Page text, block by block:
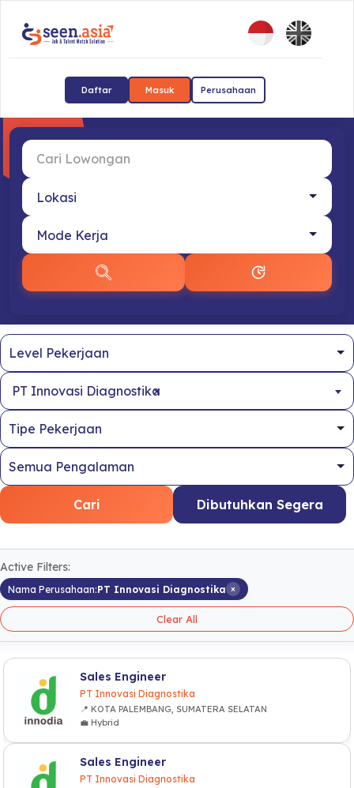
Daftar Masuk Perusahaan
×
PT Innovasi Diagnostika
Cari Dibutuhkan Segera
Active Filters:
Nama Perusahaan:PT Innovasi Diagnostika ×
Clear All
Sales Engineer
PT Innovasi Diagnostika
📍 KOTA PALEMBANG, SUMATERA SELATAN
💼 Hybrid
Sales Engineer
PT Innovasi Diagnostika